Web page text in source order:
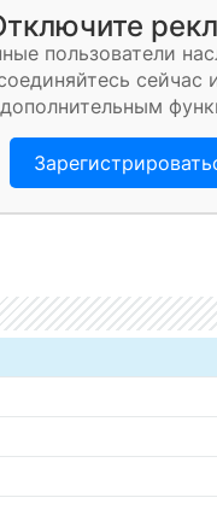
пользователи
сейчас
дополнительным